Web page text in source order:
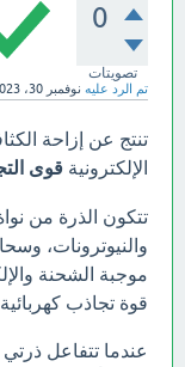
0
تصويتات
تم الرد عليه نوفمبر 30، 2023
تنتج عن إزاحة
الإلكترونية قوى
تتكون الذرة من
والنيوترونات،
موجبة الشحنة
قوة تجاذب
عندما تتفاعل